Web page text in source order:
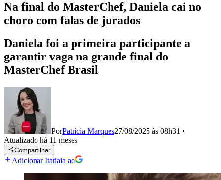
Na final do MasterChef, Daniela cai no
choro com falas de jurados
Daniela foi a primeira participante a
garantir vaga na grande final do
MasterChef Brasil
PorPatrícia Marques27/08/2025 às 08h31 •
Atualizado há 11 meses
Compartilhar
Adicionar Itatiaia ao